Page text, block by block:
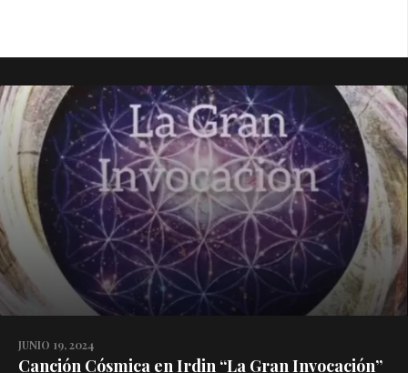
JUNIO 19, 2024
Canción Cósmica en Irdin “La Gran Invocación”